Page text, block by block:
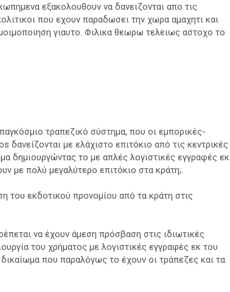
εξακολουθουν να δανειζονται απο τις
που εχουν παραδωσει την χωρα αμαχητι και
γιαυτο. Φιλικα θεωρω τελειως αστοχο το
τραπεζικό σύστημα, που οι εμπορικές-
δανείζονται με ελάχιστο επιτόκιο από τις κεντρικές
δημιουργώντας το με απλές λογιστικές εγγραφές εκ
με πολύ μεγαλύτερο επιτόκιο στα κράτη;.
του εκδοτικού προνομίου από τα κράτη στις
να έχουν άμεση πρόσβαση στις ιδιωτικές
του χρήματος με λογιστικές εγγραφές εκ του
που παραλόγως το έχουν οι τράπεζες και τα